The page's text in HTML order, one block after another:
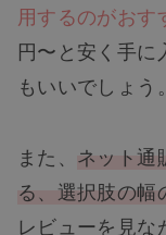
用するのがおす
円〜と安く手に
もいいでしょう。
また、 ネット通
る、選択肢の幅
レビューを見